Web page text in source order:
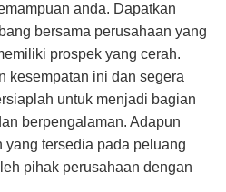
anda. Dapatkan
bersama perusahaan yang
prospek yang cerah.
kesempatan ini dan segera
untuk menjadi bagian
berpengalaman. Adapun
tersedia pada peluang
pihak perusahaan dengan